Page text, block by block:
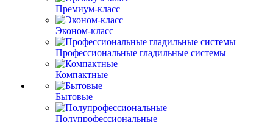
Премиум-класс
Эконом-класс
Профессиональные гладильные системы
Компактные
Бытовые
Полупрофессиональные